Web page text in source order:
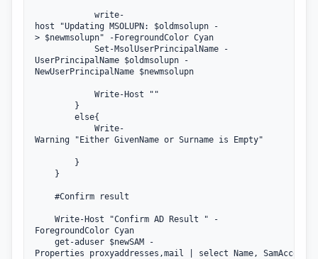
write-
host "Updating MSOLUPN: $oldmsolupn -
> $newmsolupn" -ForegroundColor Cyan
Set-MsolUserPrincipalName -
UserPrincipalName $oldmsolupn -
NewUserPrincipalName $newmsolupn
Write-Host ""
else{
Write-
Warning "Either GivenName or Surname is Empty"
}
}
#Confirm result
Write-Host "Confirm AD Result " -
ForegroundColor Cyan
get-aduser $newSAM -
Properties proxyaddresses,mail | select Name,